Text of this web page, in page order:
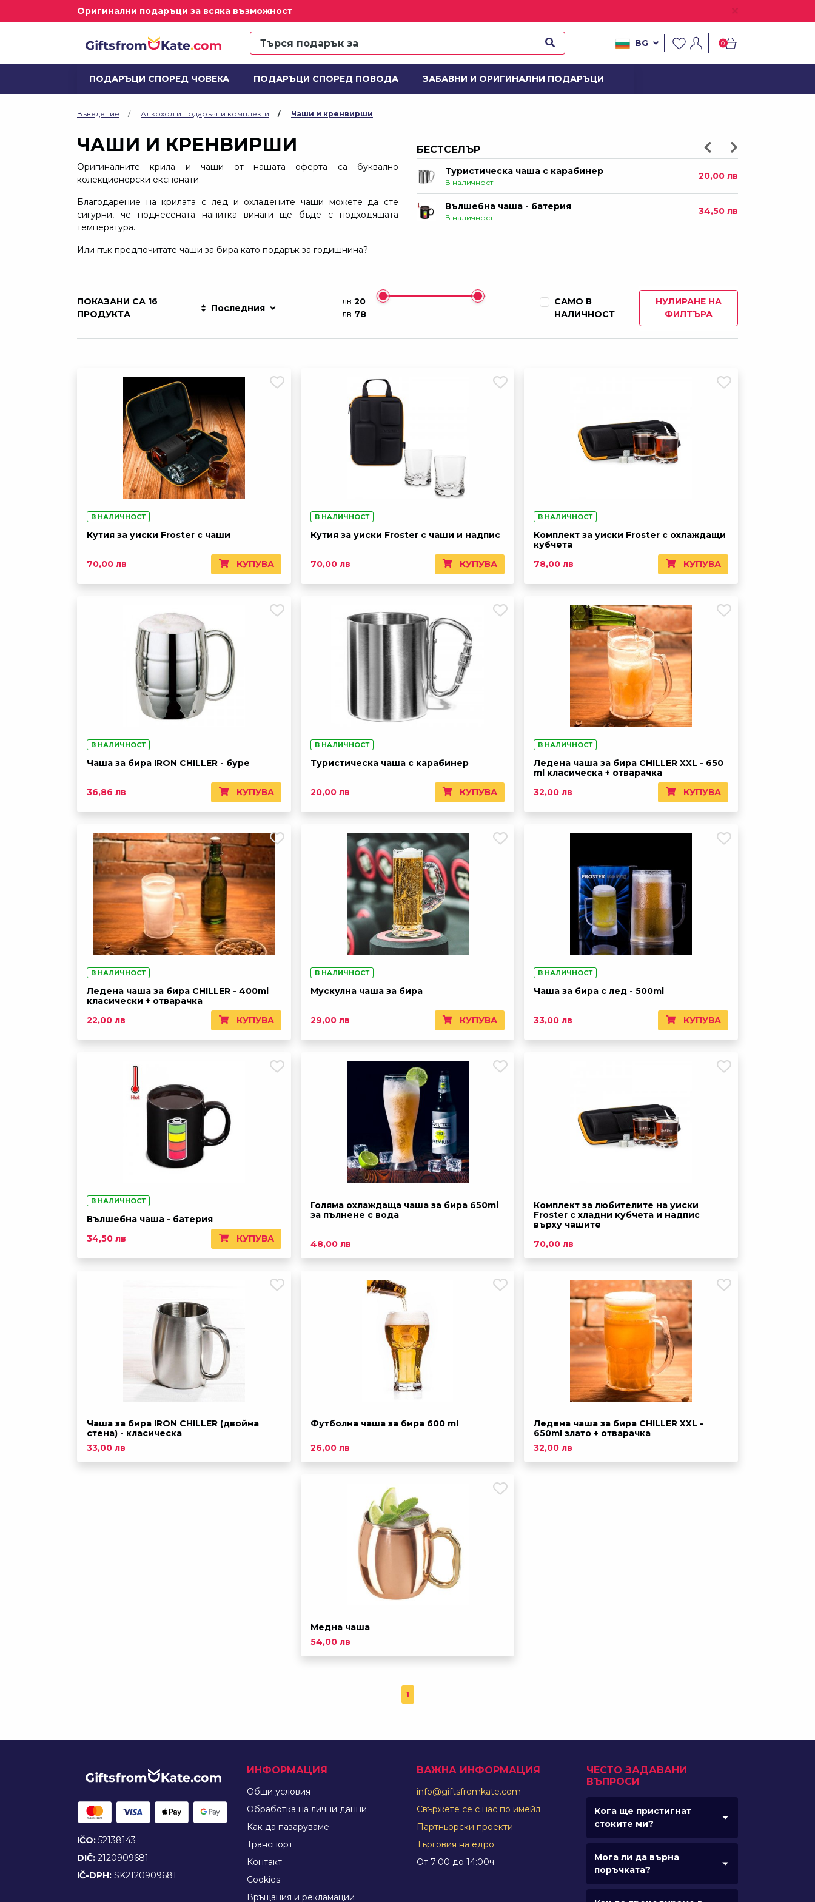
Оригинални подаръци за всяка възможност
BG 0
ПОДАРЪЦИ СПОРЕД ЧОВЕКА ПОДАРЪЦИ СПОРЕД ПОВОДА ЗАБАВНИ И ОРИГИНАЛНИ ПОДАРЪЦИ
ДОМ И ДЕКОРАЦИИ АЛКОХОЛ И ПОДАРЪЧНИ КОМПЛЕКТИ
Въведение Алкохол и подаръчни комплекти Чаши и кренвирши
ЧАШИ И КРЕНВИРШИ
Оригиналните крила и чаши от нашата оферта са буквално
колекционерски експонати.
Благодарение на крилата с лед и охладените чаши можете да сте
сигурни, че поднесената напитка винаги ще бъде с подходящата
температура.
Или пък предпочитате чаши за бира като подарък за годишнина?
БЕСТСЕЛЪР
Медна чаша 54,00 лв
Футболна чаша за бира 600 ml
Не е в наличност
В наличност
34,50 лв
Мускулна чаша за бира
В наличност
29,00 лв
Чаша за бира с лед - 500ml
В наличност
33,00 лв
Не е в наличност
54,00 лв
ПОКАЗАНИ СА 16
ПРОДУКТА
Последния
лв 20
лв 78
САМО В
НАЛИЧНОСТ
НУЛИРАНЕ НА
ФИЛТЪРА
В НАЛИЧНОСТ
Кутия за уиски Froster с чаши
70,00 лв КУПУВА
В НАЛИЧНОСТ
Кутия за уиски Froster с чаши и надпис
70,00 лв КУПУВА
В НАЛИЧНОСТ
Комплект за уиски Froster с охлаждащи
кубчета
78,00 лв
КУПУВА
В НАЛИЧНОСТ
Чаша за бира IRON CHILLER - буре
36,86 лв КУПУВА
В НАЛИЧНОСТ
Туристическа чаша с карабинер
20,00 лв КУПУВА
В НАЛИЧНОСТ
Ледена чаша за бира CHILLER XXL - 650
ml класическа + отварачка
32,00 лв
КУПУВА
В НАЛИЧНОСТ
Ледена чаша за бира CHILLER - 400ml
класически + отварачка
22,00 лв
КУПУВА
В НАЛИЧНОСТ
Мускулна чаша за бира
29,00 лв КУПУВА
В НАЛИЧНОСТ
Чаша за бира с лед - 500ml
33,00 лв КУПУВА
В НАЛИЧНОСТ
Вълшебна чаша - батерия
34,50 лв
КУПУВА
Голяма охлаждаща чаша за бира 650ml
за пълнене с вода
48,00 лв
Комплект за любителите на уиски
Froster с хладни кубчета и надпис
върху чашите
70,00 лв
Чаша за бира IRON CHILLER (двойна
стена) - класическа
33,00 лв
Футболна чаша за бира 600 ml
26,00 лв
Ледена чаша за бира CHILLER XXL -
650ml злато + отварачка
32,00 лв
Медна чаша
54,00 лв
1
IČO: 52138143
DIČ: 2120909681
IČ-DPH: SK2120909681
ИНФОРМАЦИЯ
Общи условия
Обработка на лични данни
Как да пазаруваме
Tранспорт
Контакт
Cookies
Връщания и рекламации
ВАЖНА ИНФОРМАЦИЯ
info@giftsfromkate.com
Свържете се с нас по имейл
Партньорски проекти
Търговия на едро
От 7:00 до 14:00ч
ЧЕСТО ЗАДАВАНИ
ВЪПРОСИ
Кога ще пристигнат
стоките ми?
Мога ли да върна
поръчката?